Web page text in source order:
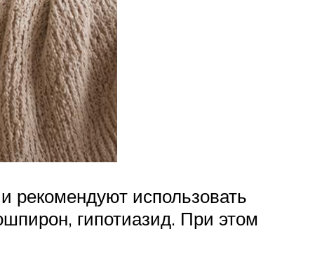
рекомендуют использовать
гипотиазид. При этом